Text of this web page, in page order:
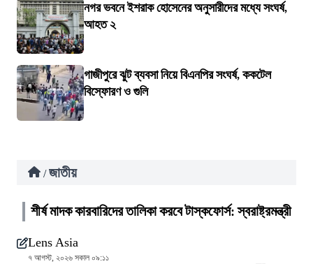
নগর ভবনে ইশরাক হোসেনের অনুসারীদের মধ্যে সংঘর্ষ,
আহত ২
গাজীপুরে ঝুট ব্যবসা নিয়ে বিএনপির সংঘর্ষ, ককটেল
বিস্ফোরণ ও গুলি
/ জাতীয়
শীর্ষ মাদক কারবারিদের তালিকা করবে টাস্কফোর্স: স্বরাষ্ট্রমন্ত্রী
Lens Asia
৭ আগস্ট, ২০২৬ সকাল ০৯:১১